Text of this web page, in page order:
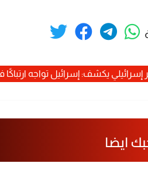
إسرائيلي يكشف: إسرائيل تواجه
ايضا